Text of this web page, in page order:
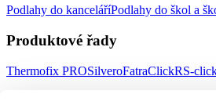
Podlahy do kanceláříPodlahy do škol a
Produktové řady
Thermofix PROSilveroFatraClickRS-